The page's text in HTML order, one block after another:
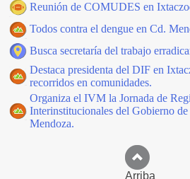
Reunión de COMUDES en
Todos contra el dengue en Cd.
Busca secretaría del trabajo
Destaca presidenta del DIF en
recorridos en comunidades.
Organiza el IVM la Jornada de
Interinstitucionales del Gobierno
Mendoza.
Arriba